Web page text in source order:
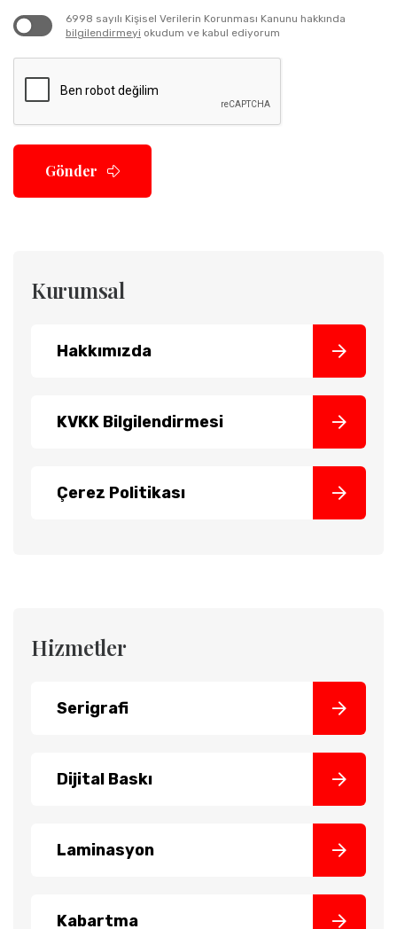
6998 sayılı Kişisel Verilerin Korunması Kanunu hakkında
bilgilendirmeyi okudum ve kabul ediyorum
Gönder
Kurumsal
Hakkımızda
KVKK Bilgilendirmesi
Çerez Politikası
Hizmetler
Serigrafi
Dijital Baskı
Laminasyon
Kabartma